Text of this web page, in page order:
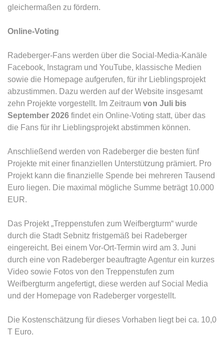
gleichermaßen zu fördern.
Online-Voting
Radeberger-Fans werden über die Social-Media-Kanäle
Facebook, Instagram und YouTube, klassische Medien
sowie die Homepage aufgerufen, für ihr Lieblingsprojekt
abzustimmen. Dazu werden auf der Website insgesamt
zehn Projekte vorgestellt. Im Zeitraum von Juli bis
September 2026 findet ein Online-Voting statt, über das
die Fans für ihr Lieblingsprojekt abstimmen können.
Anschließend werden von Radeberger die besten fünf
Projekte mit einer finanziellen Unterstützung prämiert. Pro
Projekt kann die finanzielle Spende bei mehreren Tausend
Euro liegen. Die maximal mögliche Summe beträgt 10.000
EUR.
Das Projekt „Treppenstufen zum Weifbergturm“ wurde
durch die Stadt Sebnitz fristgemäß bei Radeberger
eingereicht. Bei einem Vor-Ort-Termin wird am 3. Juni
durch eine von Radeberger beauftragte Agentur ein kurzes
Video sowie Fotos von den Treppenstufen zum
Weifbergturm angefertigt, diese werden auf Social Media
und der Homepage von Radeberger vorgestellt.
Die Kostenschätzung für dieses Vorhaben liegt bei ca. 10,0
T Euro.